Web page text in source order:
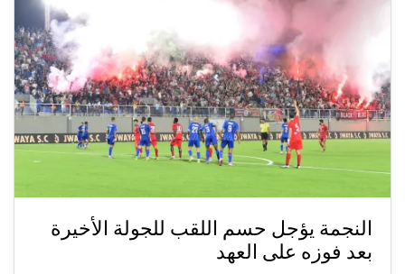
النجمة يؤجل حسم اللقب للجولة الأخيرة
بعد فوزه على العهد